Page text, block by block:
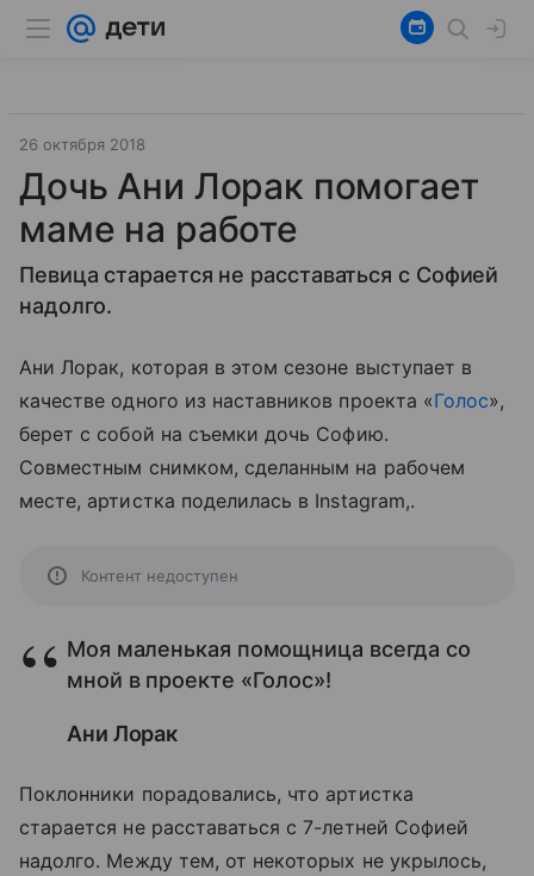
26 октября 2018
Дочь Ани Лорак помогает
маме на работе
Певица старается не расставаться с Софией
надолго.
Ани Лорак, которая в этом сезоне выступает в
качестве одного из наставников проекта «Голос»,
берет с собой на съемки дочь Софию.
Совместным снимком, сделанным на рабочем
месте, артистка поделилась в Instagram,.
Контент недоступен
Моя маленькая помощница всегда со
мной в проекте «Голос»!
Ани Лорак
Поклонники порадовались, что артистка
старается не расставаться с 7-летней Софией
надолго. Между тем, от некоторых не укрылось,